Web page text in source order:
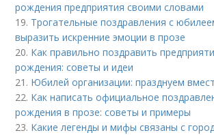
рождения предприятия своими словами
19. Трогательные поздравления с
выразить искренние эмоции в прозе
20. Как правильно поздравить
рождения: советы и идеи
21. Юбилей организации: празднуем
22. Как написать официальное
рождения в прозе: советы и примеры
23. Какие легенды и мифы связаны с